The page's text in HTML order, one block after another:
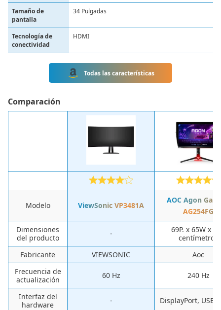
Tamaño de
pantalla
34 Pulgadas
Tecnología de
conectividad
HDMI
Todas las características
Comparación
Modelo ViewSonic VP3481A
AOC Agon
AG254FG
Dimensiones
del producto
-
69P. x 65W x
centímetros
Fabricante
‎VIEWSONIC
‎Aoc
Frecuencia de
actualización
60 Hz 240 Hz
Interfaz del
hardware
- ‎DisplayPort, USB,